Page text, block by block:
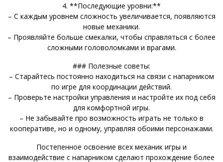
4. **Последующие уровни:**
– С каждым уровнем сложность увеличивается, появляются
новые механики.
– Проявляйте больше смекалки, чтобы справляться с более
сложными головоломками и врагами.
### Полезные советы:
– Старайтесь постоянно находиться на связи с напарником
по игре для координации действий.
– Проверьте настройки управления и настройте их под себя
для комфортной игры.
– Не забывайте про возможность играть не только в
кооперативе, но и одному, управляя обоими персонажами.
Постепенное освоение всех механик игры и
взаимодействие с напарником сделают прохождение более